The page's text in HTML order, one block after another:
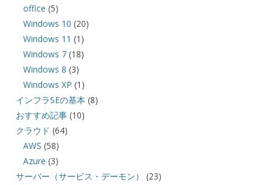
office (5)
Windows 10 (20)
Windows 11 (1)
Windows 7 (18)
Windows 8 (3)
Windows XP (1)
インフラSEの基本 (8)
おすすめ記事(10)
クラウド (64)
AWS (58)
Azure (3)
サーバー（サービス・デーモン）
(23)